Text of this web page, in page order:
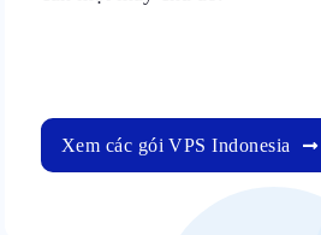
Xem các gói VPS Indonesia